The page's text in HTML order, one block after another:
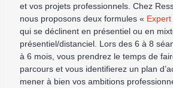
et vos projets professionnels. Chez
nous proposons deux formules « Expert
qui se déclinent en présentiel ou en
présentiel/distanciel. Lors des 6 à 8
à 6 mois, vous prendrez le temps de
parcours et vous identifierez un plan
mener à bien vos ambitions